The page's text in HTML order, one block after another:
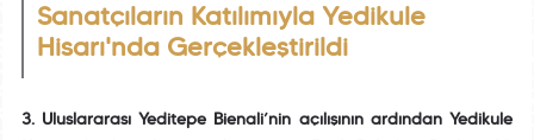
Sanatçıların Katılımıyla Yedikule
Hisarı'nda Gerçekleştirildi
3. Uluslararası Yeditepe Bienali’nin açılışının ardından Yedikule